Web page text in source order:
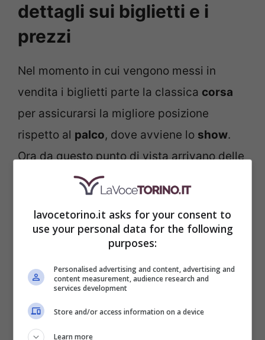
dettagli sui biglietti e i
prezzi
Nel momento in cui vengono messi in
vendita i biglietti parte la classica corsa
per assicurarsi la migliore posizione
rispetto al palco, dove avviene lo show.
Ora da questo punto di vista arrivano delle
notizie per niente non di poco conto.
L’evento in questione è in programma tra
11 ed il 15 febbraiodel nuovo anno. E’
molto presto, dunque, per la vendita
effettiva dei tagliandi, ma nonostante
questo per ibiglietti Sanremo 2025
arrivano le prime notizie. Direttamente
dagli organizzatori, che hanno chiarito
lavocetorino.it asks for your consent to
use your personal data for the following
purposes:
Personalised advertising and content, advertising and
content measurement, audience research and
services development
Store and/or access information on a device
Learn more